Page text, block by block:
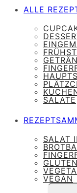
ALLE
SALATE
SALAT
VEGAN